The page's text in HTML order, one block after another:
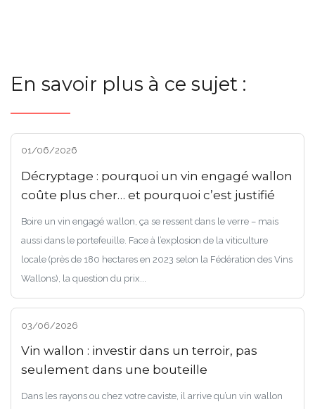
En savoir plus à ce sujet :
01/06/2026
Décryptage : pourquoi un vin engagé wallon
coûte plus cher… et pourquoi c’est justifié
Boire un vin engagé wallon, ça se ressent dans le verre – mais
aussi dans le portefeuille. Face à l’explosion de la viticulture
locale (près de 180 hectares en 2023 selon la Fédération des Vins
Wallons), la question du prix...
03/06/2026
Vin wallon : investir dans un terroir, pas
seulement dans une bouteille
Dans les rayons ou chez votre caviste, il arrive qu’un vin wallon